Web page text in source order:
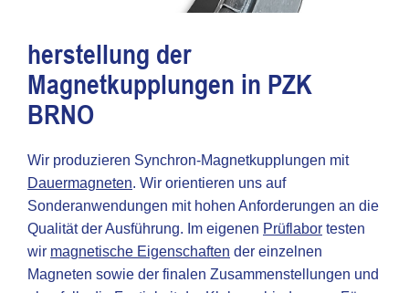
herstellung der
Magnetkupplungen in PZK
BRNO
Wir produzieren Synchron-Magnetkupplungen mit
Dauermagneten. Wir orientieren uns auf
Sonderanwendungen mit hohen Anforderungen an die
Qualität der Ausführung. Im eigenen Prüflabor testen
wir magnetische Eigenschaften der einzelnen
Magneten sowie der finalen Zusammenstellungen und